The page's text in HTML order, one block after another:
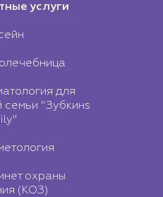
услуги
для
семьи "Зубкинs
охраны
(КОЗ)